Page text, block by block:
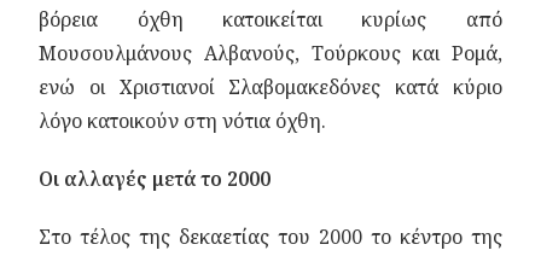
βόρεια όχθη κατοικείται κυρίως από
Μουσουλμάνους Αλβανούς, Τούρκους και Ρομά,
ενώ οι Χριστιανοί Σλαβομακεδόνες κατά κύριο
λόγο κατοικούν στη νότια όχθη.
Οι αλλαγές μετά το 2000
Στο τέλος της δεκαετίας του 2000 το κέντρο της